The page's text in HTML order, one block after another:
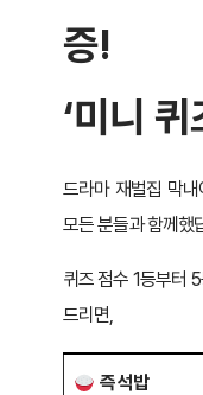
증!
‘미니 퀴
드라마 재벌집 막
모든 분들과 함께했
퀴즈 점수 1등부터
드리면,
즉석밥